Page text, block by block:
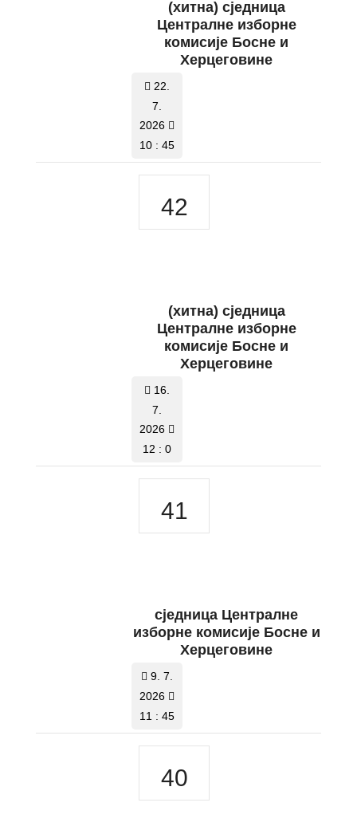
(хитна) сједница
Централне изборне
комисије Босне и
Херцеговине
22.
7.
2026
10 : 45
42
(хитна) сједница
Централне изборне
комисије Босне и
Херцеговине
16.
7.
2026
12 : 0
41
сједница Централне
изборне комисије Босне и
Херцеговине
9. 7.
2026
11 : 45
40